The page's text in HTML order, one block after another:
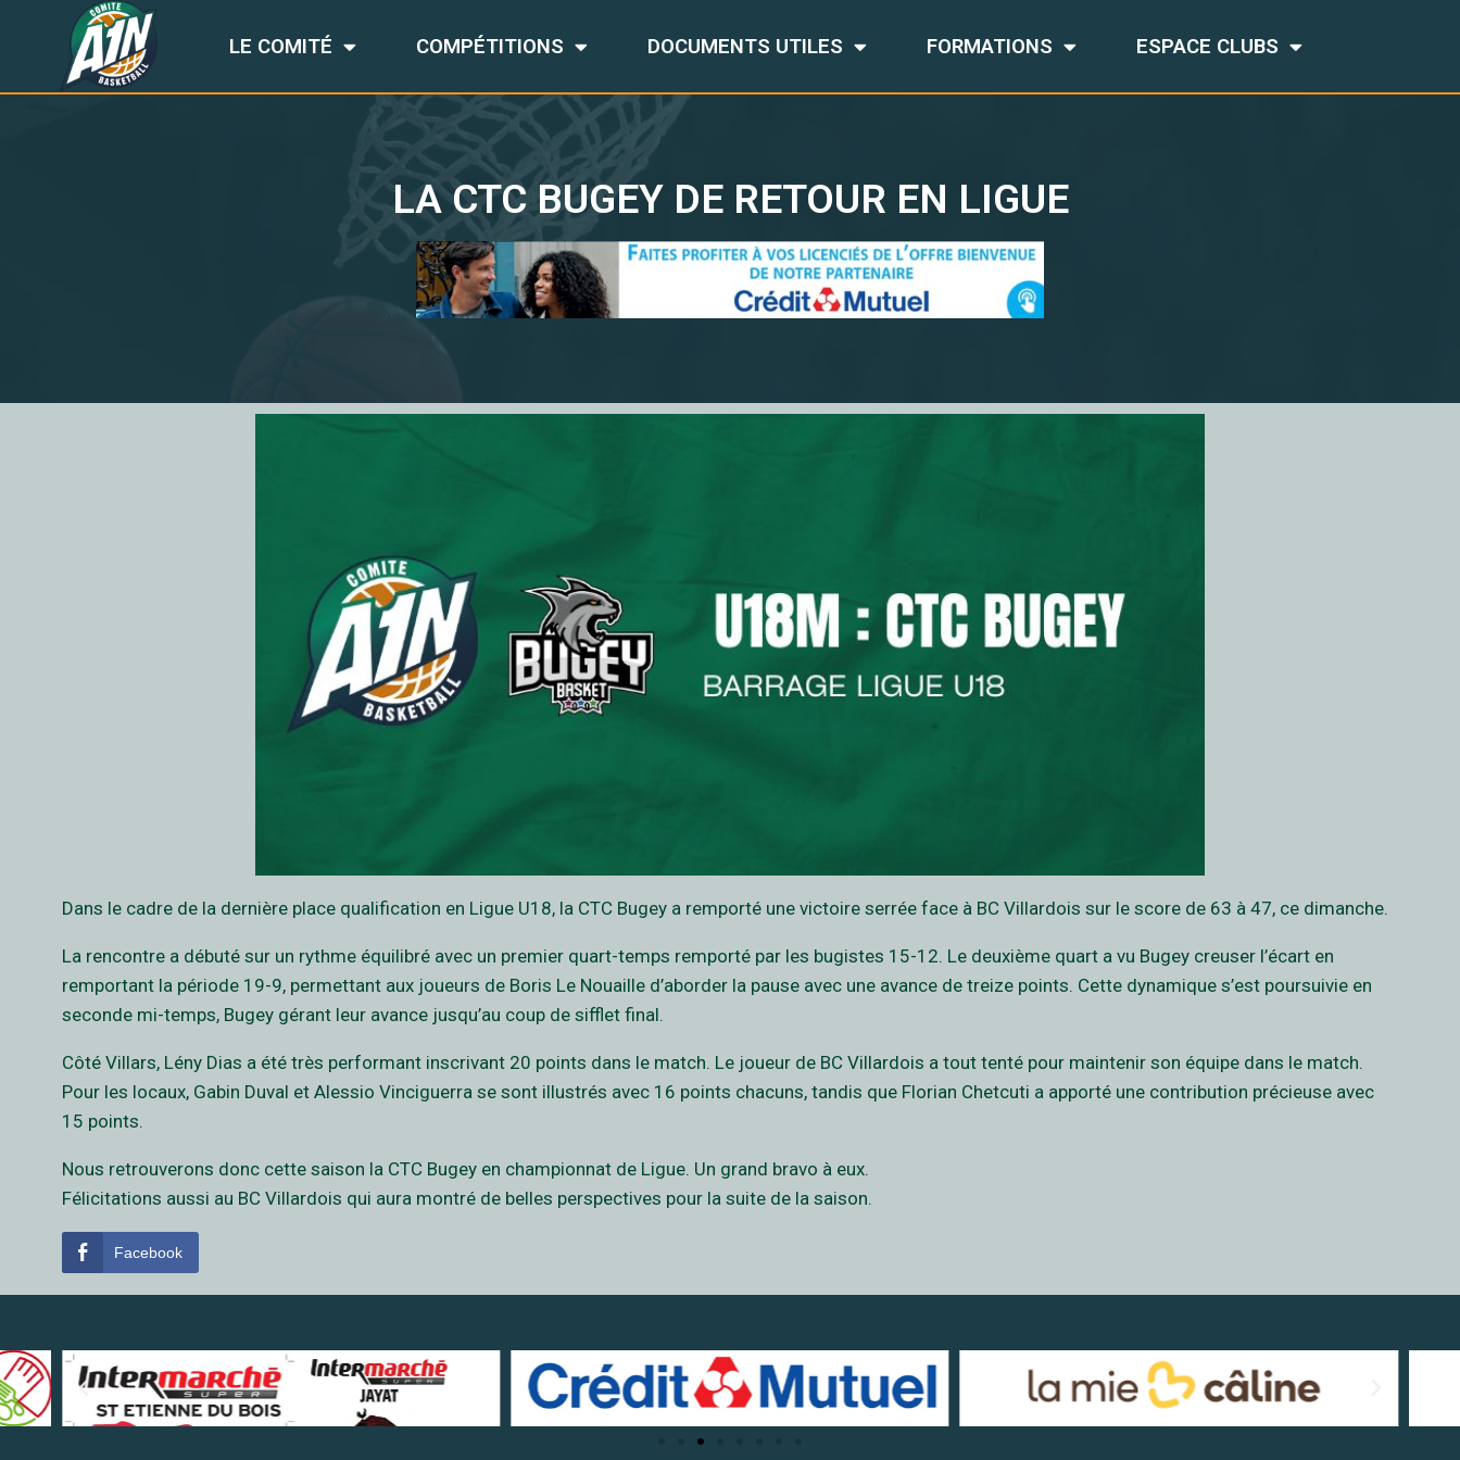
LE COMITÉ COMPÉTITIONS DOCUMENTS UTILES FORMATIONS ESPACE CLUBS
LA CTC BUGEY DE RETOUR EN LIGUE
Dans le cadre de la dernière place qualification en Ligue U18, la CTC Bugey a remporté une victoire serrée face à BC Villardois sur le score de 63 à 47, ce dimanche.
La rencontre a débuté sur un rythme équilibré avec un premier quart-temps remporté par les bugistes 15-12. Le deuxième quart a vu Bugey creuser l’écart en
remportant la période 19-9, permettant aux joueurs de Boris Le Nouaille d’aborder la pause avec une avance de treize points. Cette dynamique s’est poursuivie en
seconde mi-temps, Bugey gérant leur avance jusqu’au coup de sifflet final.
Côté Villars, Lény Dias a été très performant inscrivant 20 points dans le match. Le joueur de BC Villardois a tout tenté pour maintenir son équipe dans le match.
Pour les locaux, Gabin Duval et Alessio Vinciguerra se sont illustrés avec 16 points chacuns, tandis que Florian Chetcuti a apporté une contribution précieuse avec
15 points.
Nous retrouverons donc cette saison la CTC Bugey en championnat de Ligue. Un grand bravo à eux.
Félicitations aussi au BC Villardois qui aura montré de belles perspectives pour la suite de la saison.
Facebook